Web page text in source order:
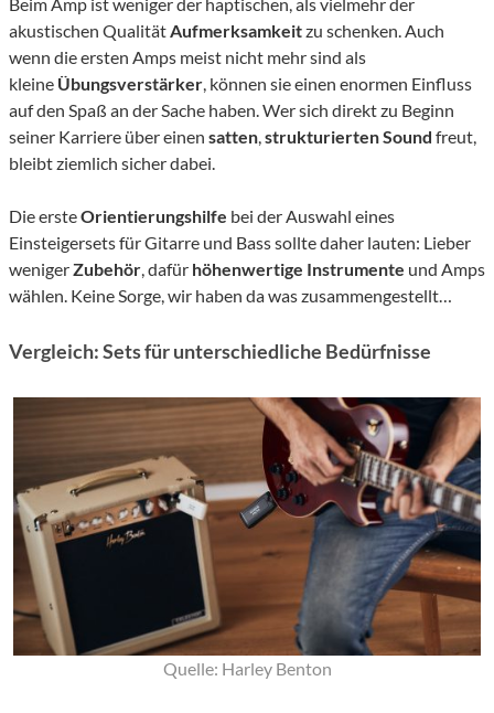
akustischen QualitätAufmerksamkeitzu schenken. Auch
wenn die ersten Amps meist nicht mehr sind als
kleine Übungsverstärker, können sie einen enormen Einfluss
auf den Spaß an der Sache haben. Wer sich direkt zu Beginn
seiner Karriere über einen satten,strukturierten Sound freut,
bleibt ziemlich sicher dabei.
Die ersteOrientierungshilfe bei der Auswahl eines
Einsteigersets für Gitarre und Bass sollte daher lauten: Lieber
wenigerZubehör, dafür höhenwertige Instrumente und Amps
wählen. Keine Sorge, wir haben da was zusammengestellt…
Vergleich: Sets für unterschiedliche Bedürfnisse
Quelle: Harley Benton